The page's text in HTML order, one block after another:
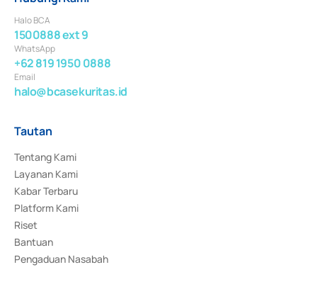
Halo BCA
1500888 ext 9
WhatsApp
+62 819 1950 0888
Email
halo@bcasekuritas.id
Tautan
Tentang Kami
Layanan Kami
Kabar Terbaru
Platform Kami
Riset
Bantuan
Pengaduan Nasabah